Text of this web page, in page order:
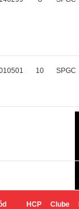
10 SPGC
HCP Clube